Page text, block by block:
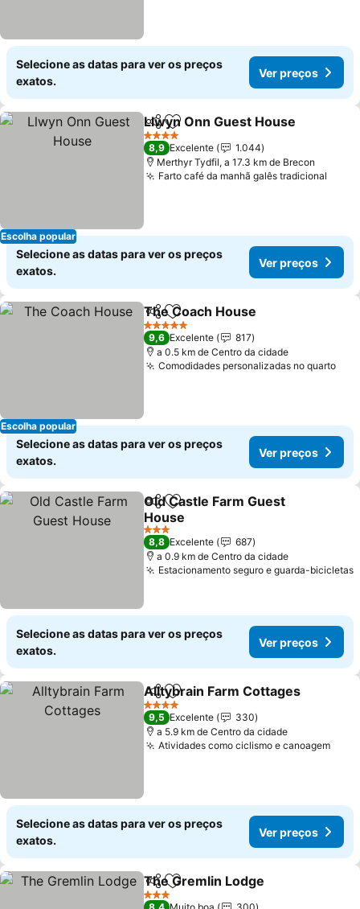
Selecione as datas para ver os preços
exatos.
Ver preços
Escolha popular
PartilharAdicionar aos favoritos
Llwyn Onn Guest House
4 Estrelas
8,9 Excelente
1.044
Merthyr Tydfil, a 17.3 km de Brecon
Farto café da manhã galês tradicional
Selecione as datas para ver os preços
exatos.
Ver preços
Escolha popular
PartilharAdicionar aos favoritos
The Coach House
5 Estrelas
9,6 Excelente
817
a 0.5 km de Centro da cidade
Comodidades personalizadas no quarto
Selecione as datas para ver os preços
exatos.
Ver preços
PartilharAdicionar aos favoritos
Old Castle Farm Guest
House
3 Estrelas
8,8 Excelente
687
a 0.9 km de Centro da cidade
Estacionamento seguro e guarda-bicicletas
Selecione as datas para ver os preços
exatos.
Ver preços
PartilharAdicionar aos favoritos
Alltybrain Farm Cottages
4 Estrelas
9,5 Excelente
330
a 5.9 km de Centro da cidade
Atividades como ciclismo e canoagem
Selecione as datas para ver os preços
exatos.
Ver preços
PartilharAdicionar aos favoritos
The Gremlin Lodge
3 Estrelas